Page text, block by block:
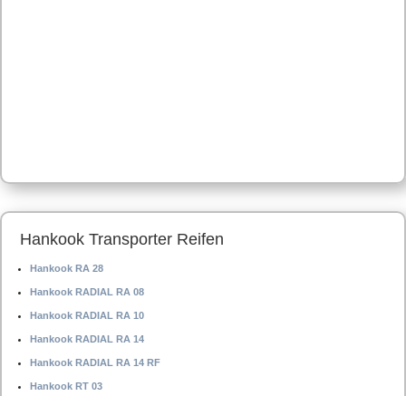
Hankook Transporter Reifen
Hankook RA 28
Hankook RADIAL RA 08
Hankook RADIAL RA 10
Hankook RADIAL RA 14
Hankook RADIAL RA 14 RF
Hankook RT 03